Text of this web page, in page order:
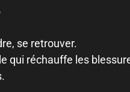
se retrouver.
qui réchauffe les